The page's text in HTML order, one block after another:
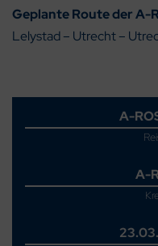
Geplante Route der A-
Lelystad – Utrecht –
A-
A-